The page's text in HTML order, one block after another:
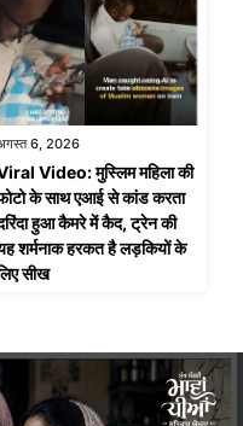
6, 2026
Video: मुस्लिम महिला की
के साथ एआई से कांड करता
हुआ कैमरे में कैद, ट्रेन की
शर्मनाक हरकत है लड़कियों के
सीख